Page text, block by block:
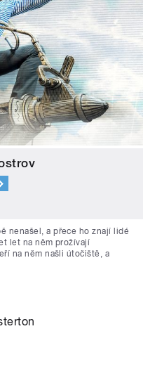
nenašel, a přece ho znají lidé
let na něm prožívají
na něm našli útočiště, a